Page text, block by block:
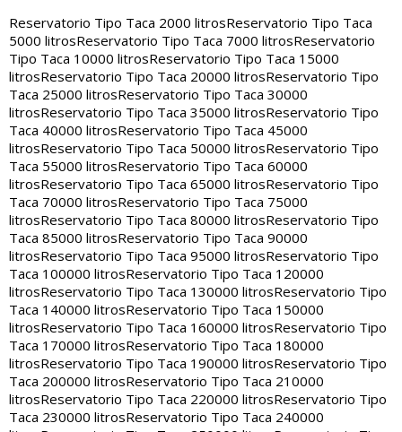
Reservatorio Tipo Taca 2000 litrosReservatorio Tipo Taca
5000 litrosReservatorio Tipo Taca 7000 litrosReservatorio
Tipo Taca 10000 litrosReservatorio Tipo Taca 15000
litrosReservatorio Tipo Taca 20000 litrosReservatorio Tipo
Taca 25000 litrosReservatorio Tipo Taca 30000
litrosReservatorio Tipo Taca 35000 litrosReservatorio Tipo
Taca 40000 litrosReservatorio Tipo Taca 45000
litrosReservatorio Tipo Taca 50000 litrosReservatorio Tipo
Taca 55000 litrosReservatorio Tipo Taca 60000
litrosReservatorio Tipo Taca 65000 litrosReservatorio Tipo
Taca 70000 litrosReservatorio Tipo Taca 75000
litrosReservatorio Tipo Taca 80000 litrosReservatorio Tipo
Taca 85000 litrosReservatorio Tipo Taca 90000
litrosReservatorio Tipo Taca 95000 litrosReservatorio Tipo
Taca 100000 litrosReservatorio Tipo Taca 120000
litrosReservatorio Tipo Taca 130000 litrosReservatorio Tipo
Taca 140000 litrosReservatorio Tipo Taca 150000
litrosReservatorio Tipo Taca 160000 litrosReservatorio Tipo
Taca 170000 litrosReservatorio Tipo Taca 180000
litrosReservatorio Tipo Taca 190000 litrosReservatorio Tipo
Taca 200000 litrosReservatorio Tipo Taca 210000
litrosReservatorio Tipo Taca 220000 litrosReservatorio Tipo
Taca 230000 litrosReservatorio Tipo Taca 240000